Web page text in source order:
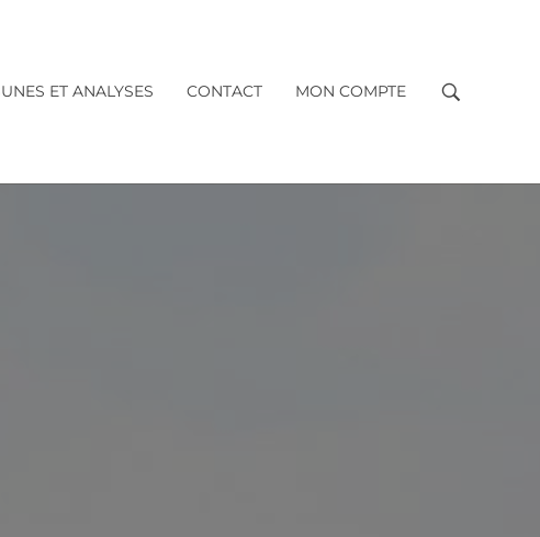
ET ANALYSES CONTACT MON COMPTE